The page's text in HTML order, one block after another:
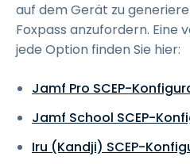
auf dem Gerät zu
Foxpass anzufordern. Eine
jede Option finden Sie hier:
Jamf Pro SCEP-
Jamf School SCEP-
Iru (Kandji) SCEP-